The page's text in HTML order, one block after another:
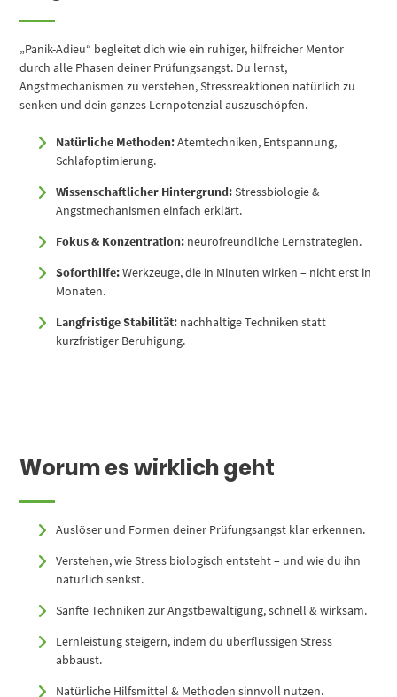
„Panik-Adieu“ begleitet dich wie ein ruhiger, hilfreicher Mentor
durch alle Phasen deiner Prüfungsangst. Du lernst,
Angstmechanismen zu verstehen, Stressreaktionen natürlich zu
senken und dein ganzes Lernpotenzial auszuschöpfen.
Natürliche Methoden:Atemtechniken, Entspannung,
Schlafoptimierung.
Wissenschaftlicher Hintergrund:Stressbiologie &
Angstmechanismen einfach erklärt.
Fokus & Konzentration: neurofreundliche Lernstrategien.
Soforthilfe:Werkzeuge, die in Minuten wirken – nicht erst in
Monaten.
Langfristige Stabilität: nachhaltige Techniken statt
kurzfristiger Beruhigung.
Worum es wirklich geht
Auslöser und Formen deiner Prüfungsangst klar erkennen.
Verstehen, wie Stress biologisch entsteht – und wie du ihn
natürlich senkst.
Sanfte Techniken zur Angstbewältigung, schnell & wirksam.
Lernleistung steigern, indem du überflüssigen Stress
abbaust.
Natürliche Hilfsmittel & Methoden sinnvoll nutzen.